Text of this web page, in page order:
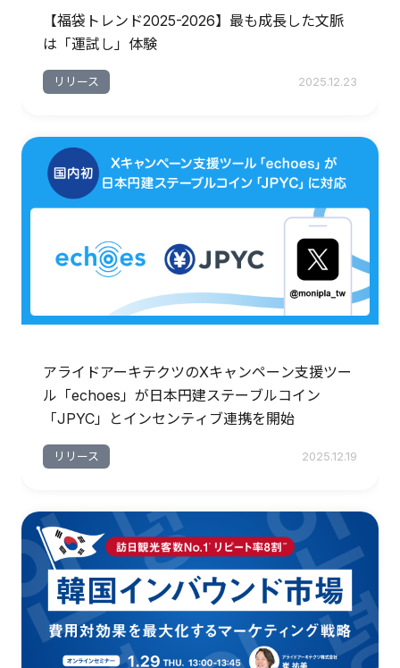
【福袋トレンド2025-2026】最も成長した文脈
は「運試し」体験
リリース 2025.12.23
アライドアーキテクツのXキャンペーン支援ツー
ル「echoes」が日本円建ステーブルコイン
「JPYC」とインセンティブ連携を開始
リリース 2025.12.19